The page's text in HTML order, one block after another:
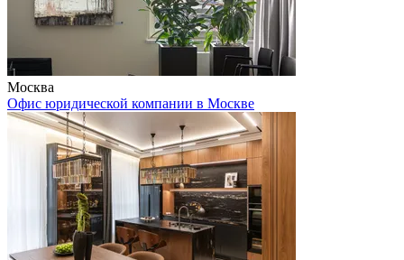
Москва
Офис юридической компании в Москве